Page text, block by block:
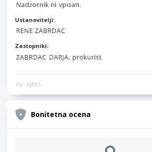
Ustanovitelji:
Zastopniki:
Vir: AJPES
Bonitetna ocena